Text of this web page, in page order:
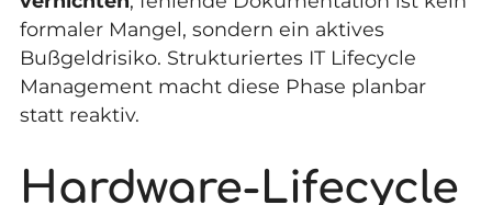
formaler Mangel, sondern ein aktives
Bußgeldrisiko. Strukturiertes IT Lifecycle
Management macht diese Phase planbar
statt reaktiv.
Hardware-Lifecycle